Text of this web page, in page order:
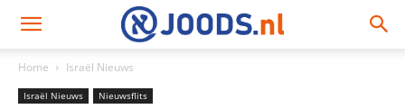
Home Israël Nieuws
Israël Nieuws Nieuwsflits